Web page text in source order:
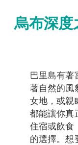
烏布深度
巴里島有著
著自然的風
女地，或親
都能讓你真
住宿或飲食
的選擇。想